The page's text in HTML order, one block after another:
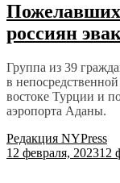
россиян
Группа из 39
в
востоке Турции и
аэропорта Аданы.
Редакция NYPress
12 февраля, 202312